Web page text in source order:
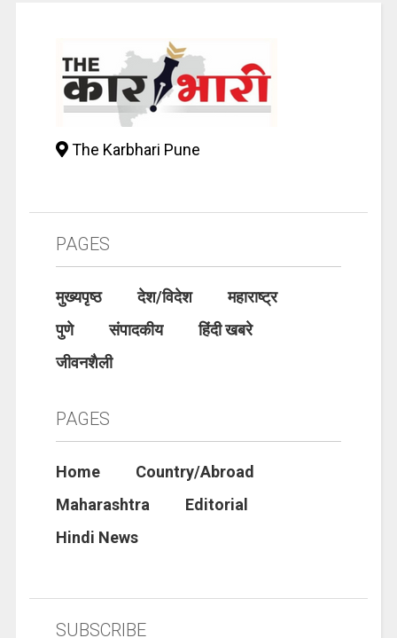
The Karbhari Pune
PAGES
मुख्यपृष्ठ देश/विदेश
महाराष्ट्र
पुणे
संपादकीय
हिंदी खबरे
जीवनशैली
PAGES
Home
Country/Abroad
Maharashtra
Editorial
Hindi News
SUBSCRIBE